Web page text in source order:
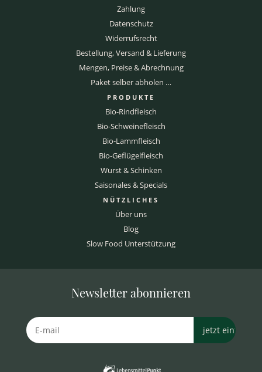
Zahlung
Datenschutz
Widerrufsrecht
Bestellung, Versand & Lieferung
Mengen, Preise & Abrechnung
Paket selber abholen …
PRODUKTE
Bio-Rindfleisch
Bio-Schweinefleisch
Bio-Lammfleisch
Bio-Geflügelfleisch
Wurst & Schinken
Saisonales & Specials
NÜTZLICHES
Über uns
Blog
Slow Food Unterstützung
Newsletter abonnieren